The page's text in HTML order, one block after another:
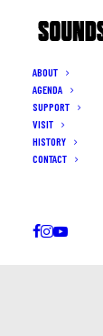
ABOUT
AGENDA
SUPPORT
VISIT
HISTORY
CONTACT